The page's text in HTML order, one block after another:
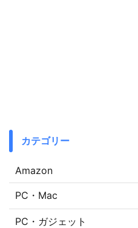
カテゴリー
Amazon
PC・Mac
PC・ガジェット